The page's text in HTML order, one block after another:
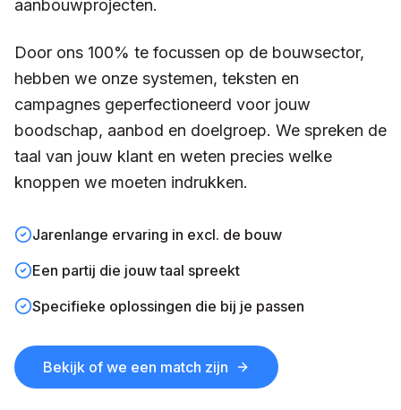
aanbouwprojecten.
Door ons 100% te focussen op de bouwsector,
hebben we onze systemen, teksten en
campagnes geperfectioneerd voor jouw
boodschap, aanbod en doelgroep. We spreken de
taal van jouw klant en weten precies welke
knoppen we moeten indrukken.
Jarenlange ervaring in excl. de bouw
Een partij die jouw taal spreekt
Specifieke oplossingen die bij je passen
Bekijk of we een match zijn